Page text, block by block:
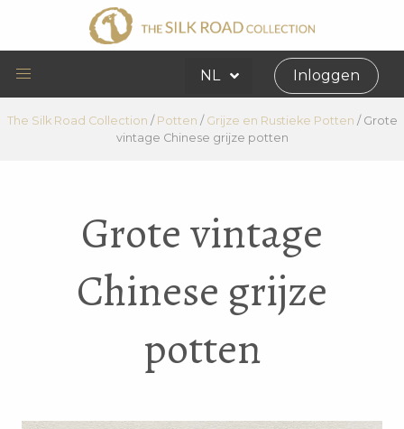
NL Inloggen
The Silk Road Collection / Potten / Grijze en Rustieke Potten / Grote
vintage Chinese grijze potten
Grote vintage
Chinese grijze
potten